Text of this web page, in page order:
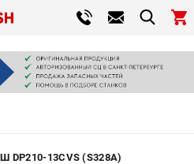
DP210-13CVS (S328A)